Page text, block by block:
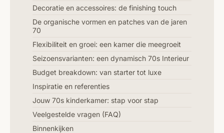
Decoratie en accessoires: de finishing touch
De organische vormen en patches van de jaren
70
Flexibiliteit en groei: een kamer die meegroeit
Seizoensvarianten: een dynamisch 70s Interieur
Budget breakdown: van starter tot luxe
Inspiratie en referenties
Jouw 70s kinderkamer: stap voor stap
Veelgestelde vragen (FAQ)
Binnenkijken